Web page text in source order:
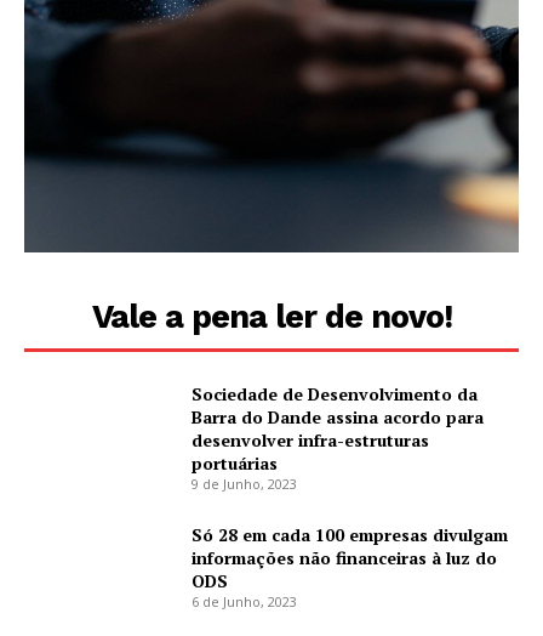
Vale a pena ler de novo!
Sociedade de Desenvolvimento da
Barra do Dande assina acordo para
desenvolver infra-estruturas
portuárias
9 de Junho, 2023
Só 28 em cada 100 empresas divulgam
informações não financeiras à luz do
ODS
6 de Junho, 2023